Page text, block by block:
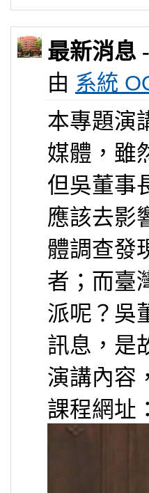
最新消息
由 系統
本專題演
媒體，雖
但吳董事
應該去影
體調查發
者；而臺
派呢？吳
訊息，是
演講內容
課程網址：